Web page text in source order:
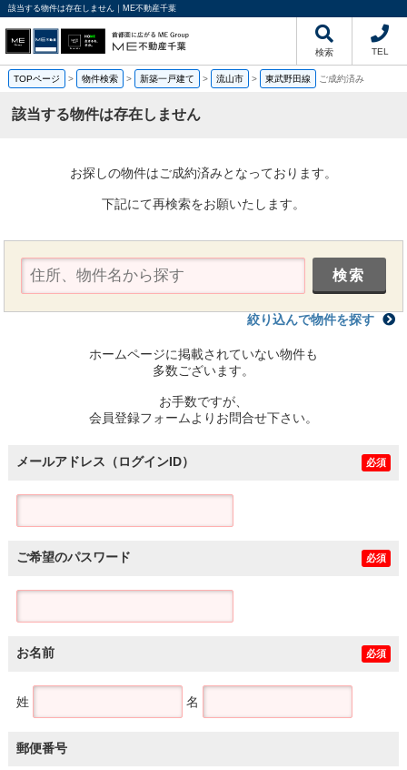
該当する物件は存在しません｜ME不動産千葉
検索 TEL
TOPページ > 物件検索 > 新築一戸建て > 流山市 > 東武野田線 ご成約済み
該当する物件は存在しません
お探しの物件はご成約済みとなっております。
下記にて再検索をお願いたします。
絞り込んで物件を探す
ホームページに掲載されていない物件も
多数ございます。
お手数ですが、
会員登録フォームよりお問合せ下さい。
メールアドレス（ログインID） 必須
ご希望のパスワード 必須
お名前 必須
姓 名
郵便番号